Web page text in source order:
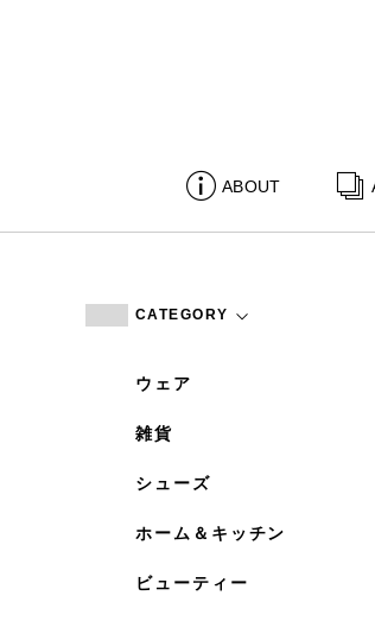
ABOUT
CATEGORY
ウェア
雑貨
シューズ
ホーム＆キッチン
ビューティー